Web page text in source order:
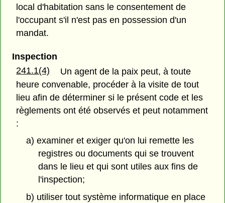
local d'habitation sans le consentement de
l'occupant s'il n'est pas en possession d'un
mandat.
Inspection
241.1(4)
Un agent de la paix peut, à toute
heure convenable, procéder à la visite de tout
lieu afin de déterminer si le présent code et les
règlements ont été observés et peut notamment
:
a) examiner et exiger qu'on lui remette les
registres ou documents qui se trouvent
dans le lieu et qui sont utiles aux fins de
l'inspection;
b) utiliser tout système informatique en place